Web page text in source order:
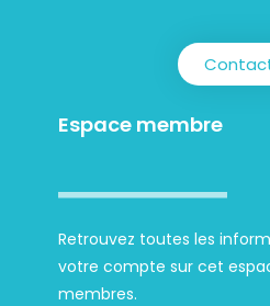
Espace membre
Retrouvez toutes les
votre compte sur cet
membres.